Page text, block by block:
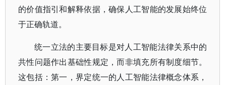
的价值指引和解释依据，确保人工智能的发展始终位
于正确轨道。
统一立法的主要目标是对人工智能法律关系中的
共性问题作出基础性规定，而非填充所有制度细节。
这包括：第一，界定统一的人工智能法律概念体系，